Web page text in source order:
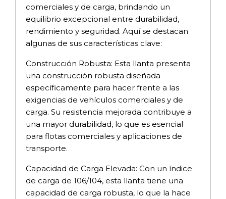
comerciales y de carga, brindando un
equilibrio excepcional entre durabilidad,
rendimiento y seguridad. Aquí se destacan
algunas de sus características clave:
Construcción Robusta: Esta llanta presenta
una construcción robusta diseñada
específicamente para hacer frente a las
exigencias de vehículos comerciales y de
carga. Su resistencia mejorada contribuye a
una mayor durabilidad, lo que es esencial
para flotas comerciales y aplicaciones de
transporte.
Capacidad de Carga Elevada: Con un índice
de carga de 106/104, esta llanta tiene una
capacidad de carga robusta, lo que la hace